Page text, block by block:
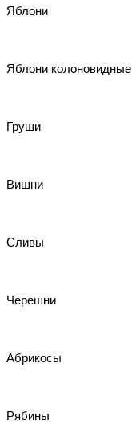
Яблони
Яблони колоновидные
Груши
Вишни
Сливы
Черешни
Абрикосы
Рябины